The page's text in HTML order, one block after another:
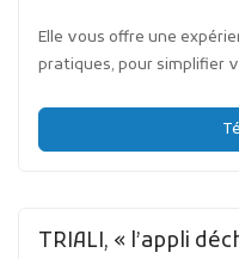
Elle vous offre une
pratiques, pour simplifier
TRIALI, « l’appli